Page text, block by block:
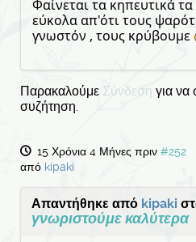
Φαίνεται τα κηπευτικά
εύκολα απ'ότι τους
γνωστόν , τους κρύβουμε
Παρακαλούμε Σύνδεση για να
συζήτηση.
15 Χρόνια 4 Μήνες πριν #252
από kipaki
Απαντήθηκε από kipaki
γνωριστούμε καλύτερα